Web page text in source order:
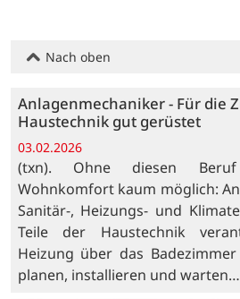
Nach oben
Anlagenmechaniker - Für die
Haustechnik gut gerüstet
03.02.2026
(txn). Ohne diesen
Wohnkomfort kaum möglich:
Sanitär-, Heizungs- und
Teile der Haustechnik
Heizung über das
planen, installieren und warten…